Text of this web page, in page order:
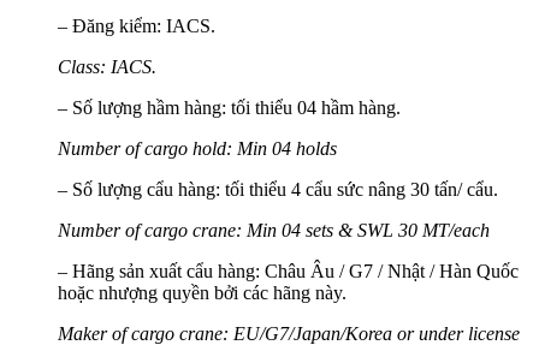
– Đăng kiểm: IACS.
Class: IACS.
– Số lượng hầm hàng: tối thiểu 04 hầm hàng.
Number of cargo hold: Min 04 holds
– Số lượng cẩu hàng: tối thiểu 4 cẩu sức nâng 30 tấn/ cẩu.
Number of cargo crane: Min 04 sets & SWL 30 MT/each
– Hãng sản xuất cẩu hàng: Châu Âu / G7 / Nhật / Hàn Quốc
hoặc nhượng quyền bởi các hãng này.
Maker of cargo crane: EU/G7/Japan/Korea or under license